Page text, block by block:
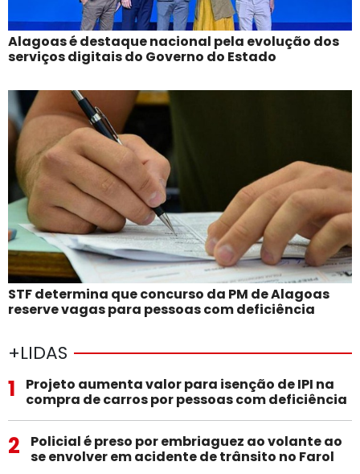
Alagoas é destaque nacional pela evolução dos
serviços digitais do Governo do Estado
STF determina que concurso da PM de Alagoas
reserve vagas para pessoas com deficiência
+LIDAS
1
Projeto aumenta valor para isenção de IPI na
compra de carros por pessoas com deficiência
2
Policial é preso por embriaguez ao volante ao
se envolver em acidente de trânsito no Farol